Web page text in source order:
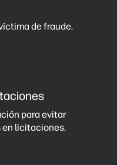
de fraude.
para evitar
licitaciones.